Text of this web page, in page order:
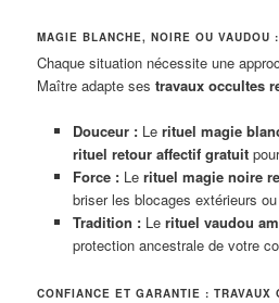
MAGIE BLANCHE, NOIRE OU
Chaque situation nécessite une
Maître adapte sestravaux occultes
Douceur :Le rituel magie
rituel retour affectif gratuit
Force :Le rituel magie noire
briser les blocages extérieurs
Tradition :Le rituel vaudou
protection ancestrale de votre
CONFIANCE ET GARANTIE : TRAVAUX